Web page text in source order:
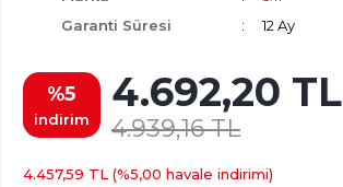
Garanti Süresi
12 Ay
%5
indirim
4.692,20 TL
4.939,16 TL
4.457,59 TL (%5,00 havale indirimi)